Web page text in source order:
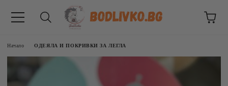
Начало ОДЕЯЛА И ПОКРИВКИ ЗА ЛЕГЛА